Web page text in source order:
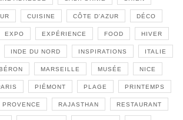
CUISINE CÔTE D'AZUR DÉCO
EXPO EXPÉRIENCE FOOD HIVER
INDE DU NORD INSPIRATIONS ITALIE
MARSEILLE MUSÉE NICE
PIÉMONT PLAGE PRINTEMPS
PROVENCE RAJASTHAN RESTAURANT